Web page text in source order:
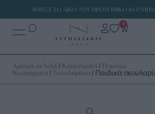
ΦΤΙΑΞΕ ΤΟ ΔΙΚΟ ΣΟΥ ΠΡΟΣΩΠΙΚΟ
0
Αρχική σελίδα / Κοσμήματα / Παιδικά
Κοσμήματα / Σκουλαρίκια / Παιδικά